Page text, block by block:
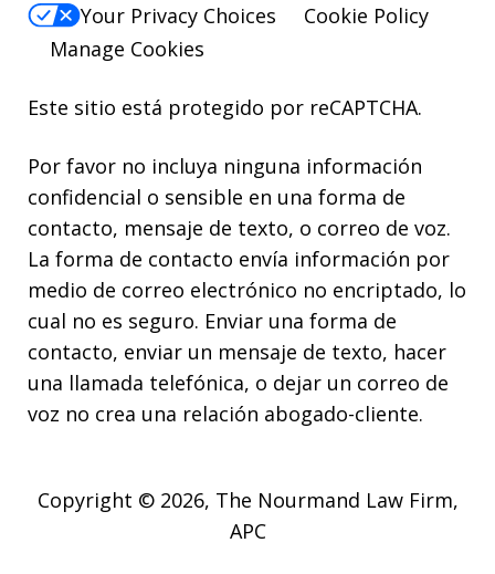
Your Privacy Choices
Cookie Policy
Manage Cookies
Este sitio está protegido por reCAPTCHA.
Por favor no incluya ninguna información
confidencial o sensible en una forma de
contacto, mensaje de texto, o correo de voz.
La forma de contacto envía información por
medio de correo electrónico no encriptado, lo
cual no es seguro. Enviar una forma de
contacto, enviar un mensaje de texto, hacer
una llamada telefónica, o dejar un correo de
voz no crea una relación abogado-cliente.
Copyright © 2026, The Nourmand Law Firm,
APC